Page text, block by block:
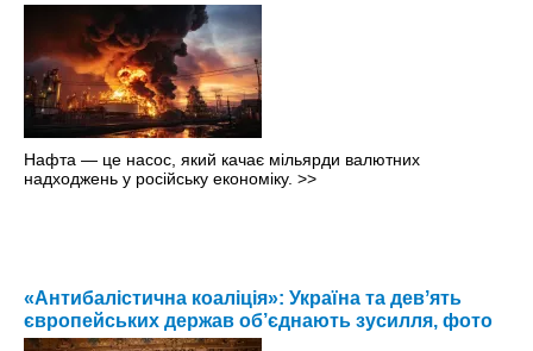
Нафта — це насос, який качає мільярди валютних
надходжень у російську економіку. >>
«Антибалістична коаліція»: Україна та девʼять
європейських держав об’єднають зусилля, фото